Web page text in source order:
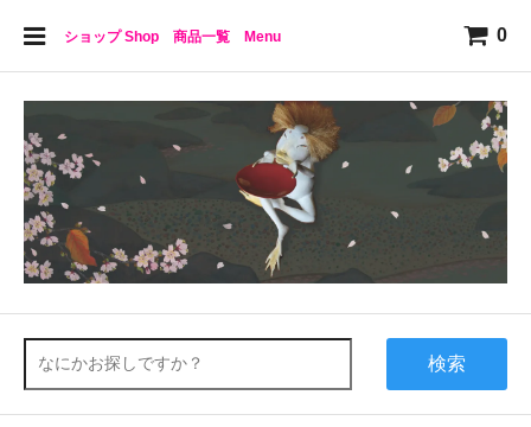
ショップ Shop 商品一覧 Menu 0
検索